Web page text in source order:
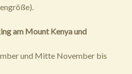
am Mount Kenya und
und Mitte November bis